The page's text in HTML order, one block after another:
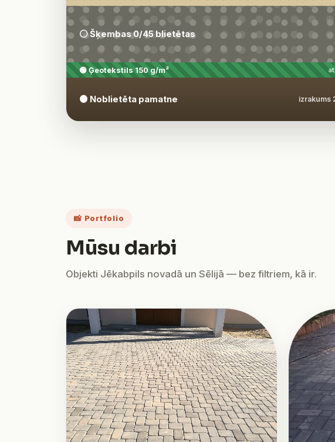
⚪ Šķembas 0/45 blietētas
🟢 Ģeotekstils 150 g/m²
🟤 Noblietēta pamatne izrakums
📸 Portfolio
Mūsu darbi
Objekti Jēkabpils novadā un Sēlijā — bez filtriem, kā ir.